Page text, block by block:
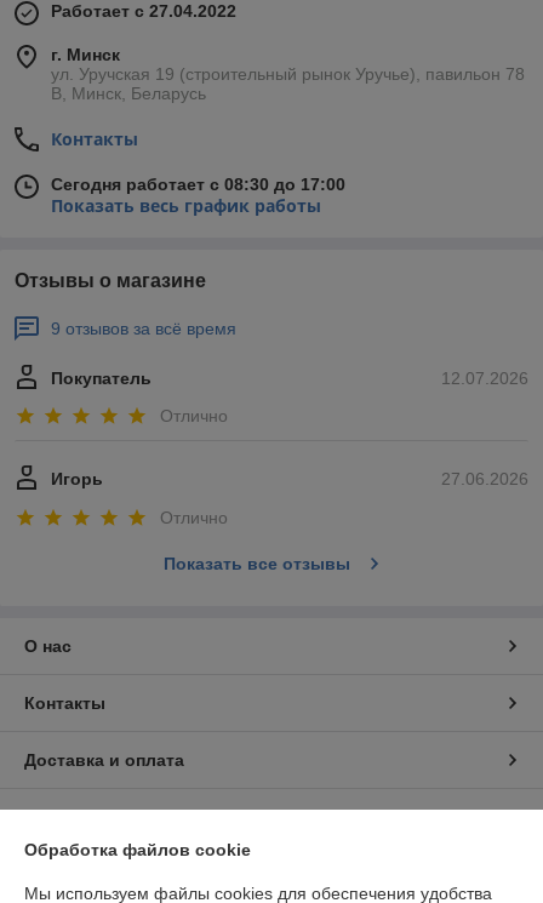
Работает с 27.04.2022
г. Минск
ул. Уручская 19 (строительный рынок Уручье), павильон 78
В, Минск, Беларусь
Контакты
Сегодня работает с 08:30 до 17:00
Показать весь график работы
Отзывы о магазине
9 отзывов за всё время
12.07.2026
Покупатель
Отлично
27.06.2026
Игорь
Отлично
Показать все отзывы
О нас
Контакты
Доставка и оплата
График работы
Обработка файлов cookie
Мы используем файлы cookies для обеспечения удобства